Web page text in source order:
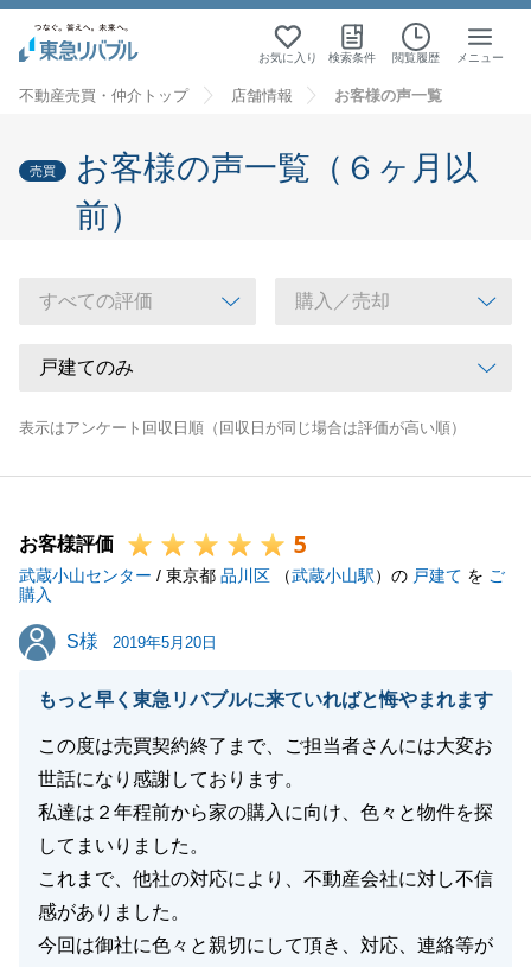
お気に入り 検索条件 閲覧履歴 メニュー
不動産売買・仲介トップ 店舗情報 お客様の声一覧
売買
お客様の声一覧（６ヶ月以
前）
表示はアンケート回収日順（回収日が同じ場合は評価が高い順）
お客様評価 5
武蔵小山センター / 東京都 品川区 （武蔵小山駅）の 戸建て を ご
購入
S様
S様 2019年5月20日
もっと早く東急リバブルに来ていればと悔やまれます
この度は売買契約終了まで、ご担当者さんには大変お
世話になり感謝しております。
私達は２年程前から家の購入に向け、色々と物件を探
してまいりました。
これまで、他社の対応により、不動産会社に対し不信
感がありました。
今回は御社に色々と親切にして頂き、対応、連絡等が